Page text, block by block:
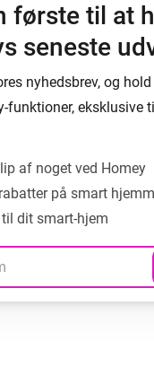
første til at
seneste
nyhedsbrev, og
funktioner, eksklusive
af noget ved Homey
på smart
dit smart-hjem